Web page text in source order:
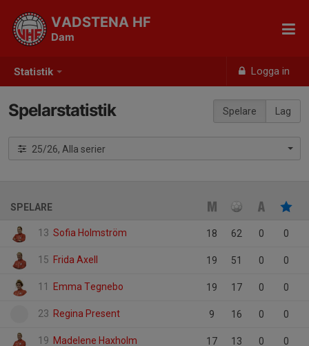
Statistik Logga in
VADSTENA HF
Dam
Spelare Lag
Spelarstatistik
25/26, Alla serier
SPELARE
13 Sofia Holmström 18 62 0 0
15 Frida Axell 19 51 0 0
11 Emma Tegnebo 19 17 0 0
23 Regina Present 9 16 0 0
19 Madelene Haxholm 17 13 0 0